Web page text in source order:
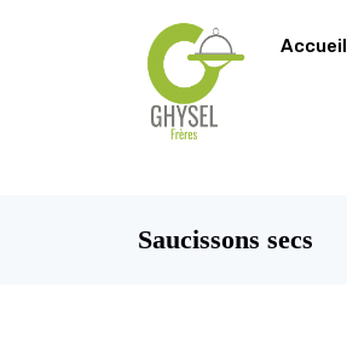
Accueil
Saucissons secs